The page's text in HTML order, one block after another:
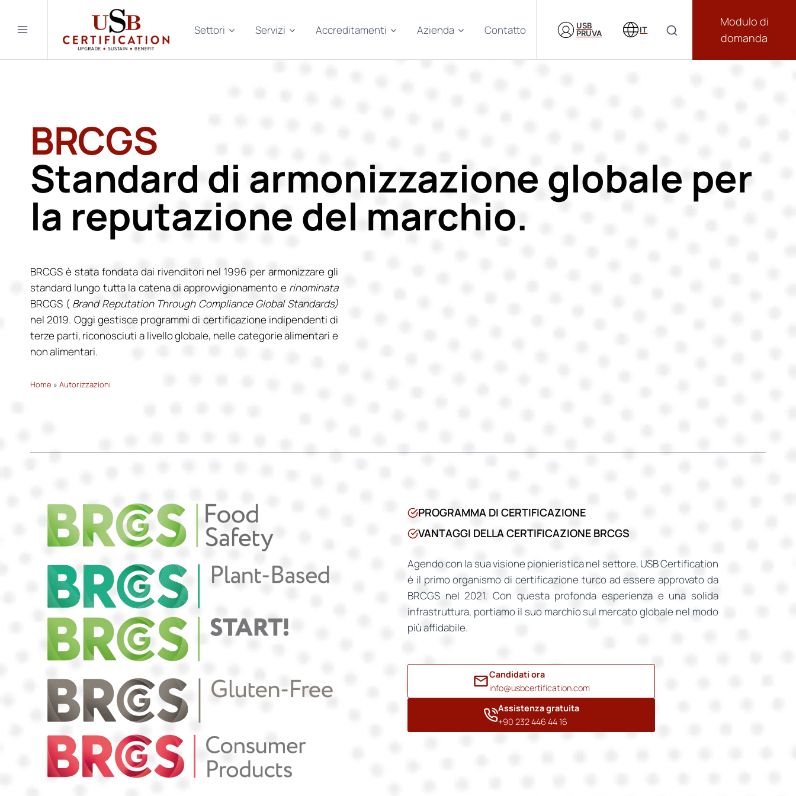
Settori Servizi Accreditamenti Azienda Contatto
USB
PRUVA
IT
Modulo di
domanda
BRCGS
Standard di armonizzazione globale per
la reputazione del marchio.
BRCGS è stata fondata dai rivenditori nel 1996 per armonizzare gli
standard lungo tutta la catena di approvvigionamento e rinominata
BRCGS ( Brand Reputation Through Compliance Global Standards)
nel 2019. Oggi gestisce programmi di certificazione indipendenti di
terze parti, riconosciuti a livello globale, nelle categorie alimentari e
non alimentari.
Home » Autorizzazioni
PROGRAMMA DI CERTIFICAZIONE
VANTAGGI DELLA CERTIFICAZIONE BRCGS
Agendo con la sua visione pionieristica nel settore, USB Certification
è il primo organismo di certificazione turco ad essere approvato da
BRCGS nel 2021. Con questa profonda esperienza e una solida
infrastruttura, portiamo il suo marchio sul mercato globale nel modo
più affidabile.
Candidati ora
info@usbcertification.com
Assistenza gratuita
+90 232 446 44 16